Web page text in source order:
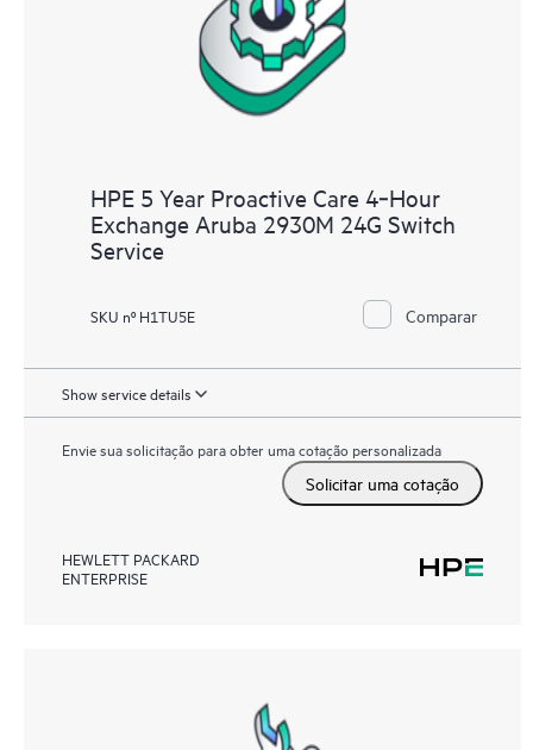
HPE 5 Year Proactive Care 4‑Hour
Exchange Aruba 2930M 24G Switch
Service
SKU nº H1TU5E Comparar
Show service details
Envie sua solicitação para obter uma cotação personalizada
Solicitar uma cotação
HEWLETT PACKARD
ENTERPRISE